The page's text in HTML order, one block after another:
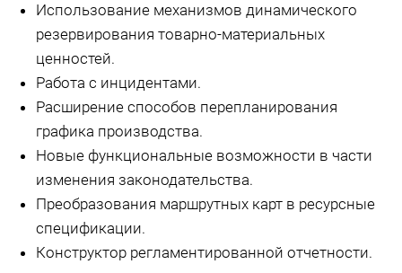
Использование механизмов динамического
резервирования товарно-материальных
ценностей.
Работа с инцидентами.
Расширение способов перепланирования
графика производства.
Новые функциональные возможности в части
изменения законодательства.
Преобразования маршрутных карт в ресурсные
спецификации.
Конструктор регламентированной отчетности.